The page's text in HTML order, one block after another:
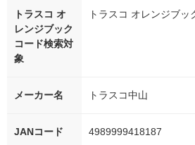
トラスコ オ
レンジブック
コード検索対
象
トラスコ オレンジブ
メーカー名 トラスコ中山
JANコード 4989999418187